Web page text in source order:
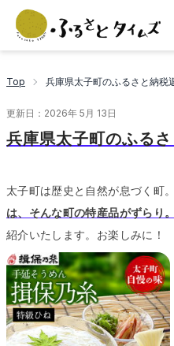
Top 兵庫県太子町のふるさと納税
更新日： 2026年 5月 13日
兵庫県太子町のふる
太子町は歴史と自然が息づく町
は、そんな町の特産品がずらり。
紹介いたします。 お楽しみに！